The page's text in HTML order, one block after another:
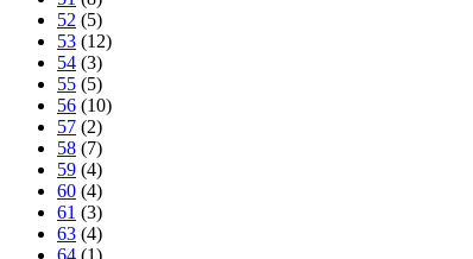
52 (5)
53 (12)
54 (3)
55 (5)
56 (10)
57 (2)
58 (7)
59 (4)
60 (4)
61 (3)
63 (4)
64 (1)